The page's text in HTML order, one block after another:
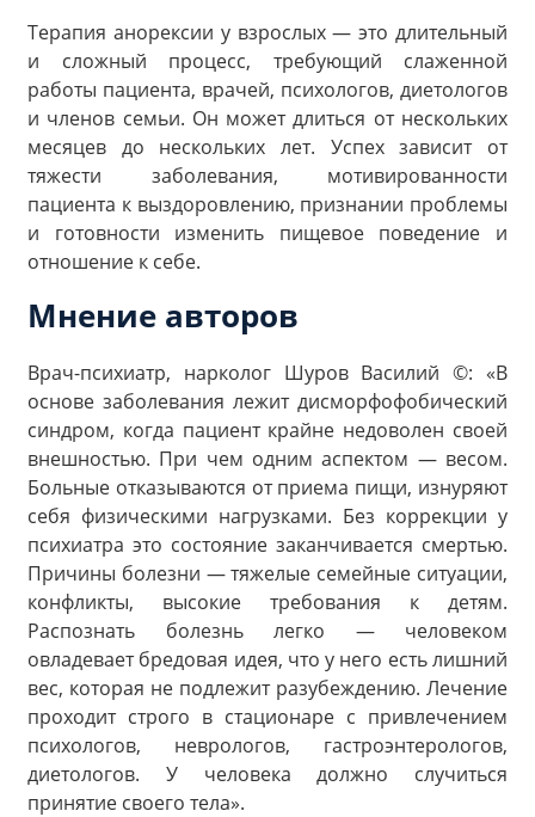
Терапия анорексии у взрослых — это длительный
и сложный процесс, требующий слаженной
работы пациента, врачей, психологов, диетологов
и членов семьи. Он может длиться от нескольких
месяцев до нескольких лет. Успех зависит от
тяжести заболевания, мотивированности
пациента к выздоровлению, признании проблемы
и готовности изменить пищевое поведение и
отношение к себе.
Мнение авторов
Врач-психиатр, нарколог Шуров Василий ©: «В
основе заболевания лежит дисморфофобический
синдром, когда пациент крайне недоволен своей
внешностью. При чем одним аспектом — весом.
Больные отказываются от приема пищи, изнуряют
себя физическими нагрузками. Без коррекции у
психиатра это состояние заканчивается смертью.
Причины болезни — тяжелые семейные ситуации,
конфликты, высокие требования к детям.
Распознать болезнь легко — человеком
овладевает бредовая идея, что у него есть лишний
вес, которая не подлежит разубеждению. Лечение
проходит строго в стационаре с привлечением
психологов, неврологов, гастроэнтерологов,
диетологов. У человека должно случиться
принятие своего тела».